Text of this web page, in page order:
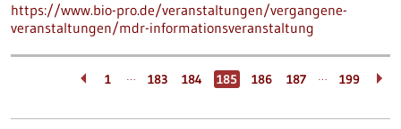
https://www.bio-pro.de/veranstaltungen/vergangene-
veranstaltungen/mdr-informationsveranstaltung
1 … 183 184 185 186 187 … 199